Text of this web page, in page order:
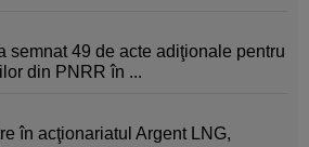
semnat 49 de acte adiţionale pentru
din PNRR în ...
în acţionariatul Argent LNG,